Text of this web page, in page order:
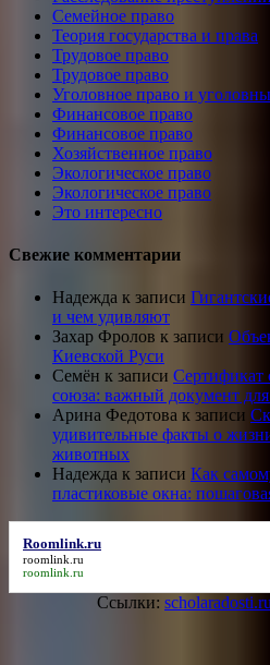
Семейное право
Теория государства и права
Трудовое право
Трудовое право
Уголовное право и
Финансовое право
Финансовое право
Хозяйственное право
Экологическое право
Экологическое право
Это интересно
Свежие комментарии
Надежда к записи
и чем удивляют
Захар Фролов к записи
Киевской Руси
Семён к записи Сертификат
союза: важный документ для
Арина Федотова к записи
удивительные факты о
животных
Надежда к записи Как
пластиковые окна:
Roomlink.ru
roomlink.ru
roomlink.ru
Ссылки: scholaradosti.ru